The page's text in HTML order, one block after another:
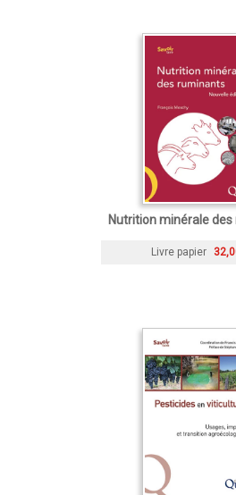
Nutrition minérale
Livre papier